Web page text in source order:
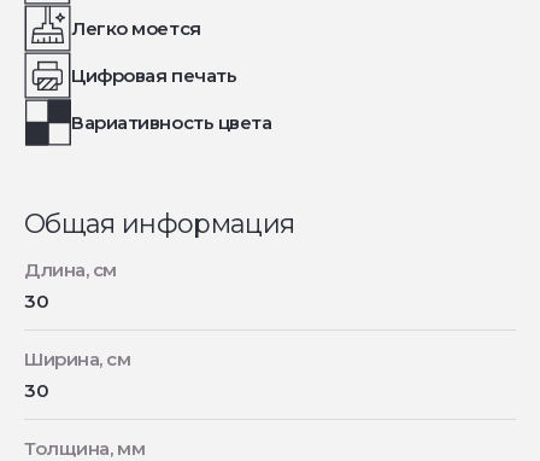
Легко моется
Цифровая печать
Вариативность цвета
Общая информация
Длина, см
30
Ширина, см
30
Толщина, мм